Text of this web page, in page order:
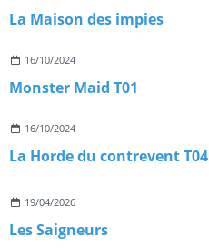
La Maison des impies
16/10/2024
Monster Maid T01
16/10/2024
La Horde du contrevent T04
19/04/2026
Les Saigneurs